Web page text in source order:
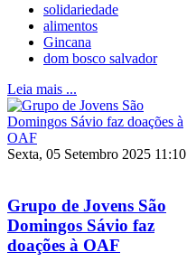
solidariedade
alimentos
Gincana
dom bosco salvador
Leia mais ...
Sexta, 05 Setembro 2025 11:10
Grupo de Jovens São
Domingos Sávio faz
doações à OAF